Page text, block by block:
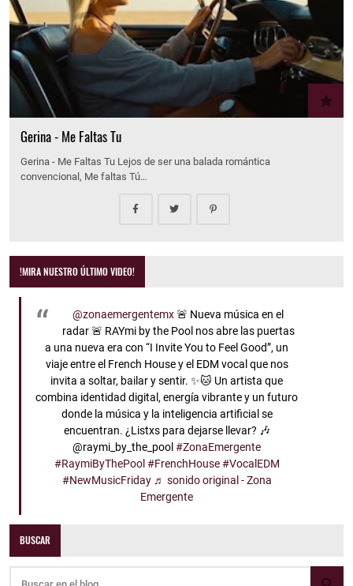
Gerina - Me Faltas Tu
Gerina - Me Faltas Tu Lejos de ser una balada romántica
convencional, Me faltas Tú…
!MIRA NUESTRO ÚLTIMO VIDEO!
@zonaemergentemx🚨 Nueva música en el
radar 🚨 RAYmi by the Pool nos abre las puertas
a una nueva era con “I Invite You to Feel Good”, un
viaje entre el French House y el EDM vocal que nos
invita a soltar, bailar y sentir. ✨🐱 Un artista que
combina identidad digital, energía vibrante y un futuro
donde la música y la inteligencia artificial se
encuentran. ¿Listxs para dejarse llevar? 🎶
@raymi_by_the_pool #ZonaEmergente
#RaymiByThePool #FrenchHouse #VocalEDM
#NewMusicFriday ♬ sonido original - Zona
Emergente
BUSCAR